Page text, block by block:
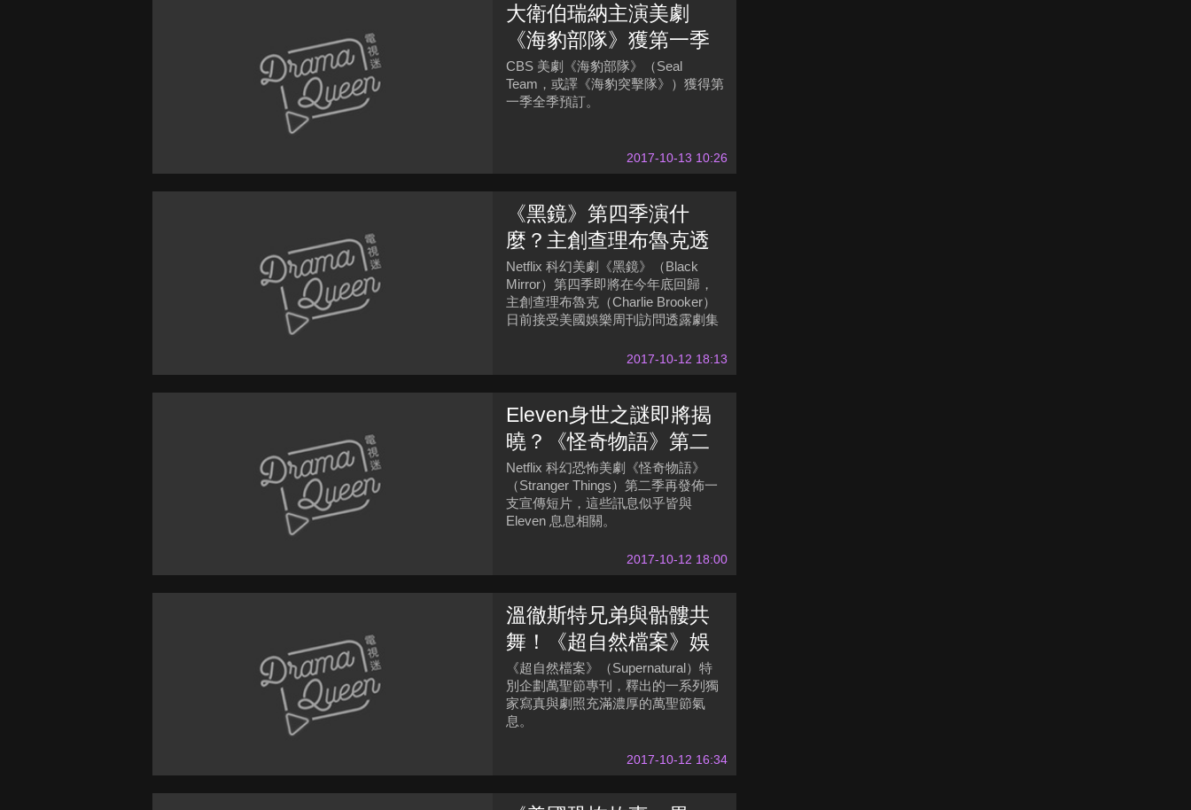
大衛伯瑞納主演美劇
《海豹部隊》獲第一季
全季預訂
CBS 美劇《海豹部隊》（Seal
Team，或譯《海豹突擊隊》）獲得第
一季全季預訂。
2017-10-13 10:26
《黑鏡》第四季演什
麼？主創查理布魯克透
露劇集細節
Netflix 科幻美劇《黑鏡》（Black
Mirror）第四季即將在今年底回歸，
主創查理布魯克（Charlie Brooker）
日前接受美國娛樂周刊訪問透露劇集
2017-10-12 18:13
Eleven身世之謎即將揭
曉？《怪奇物語》第二
季宣傳短片反覆訊息不
斷重現
Netflix 科幻恐怖美劇《怪奇物語》
（Stranger Things）第二季再發佈一
支宣傳短片，這些訊息似乎皆與
Eleven 息息相關。
2017-10-12 18:00
溫徹斯特兄弟與骷髏共
舞！《超自然檔案》娛
樂週刊萬聖節特輯獨家
寫真釋出
《超自然檔案》（Supernatural）特
別企劃萬聖節專刊，釋出的一系列獨
家寫真與劇照充滿濃厚的萬聖節氣
息。
2017-10-12 16:34